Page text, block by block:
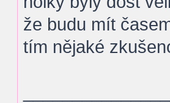
že budu mít
tím nějaké